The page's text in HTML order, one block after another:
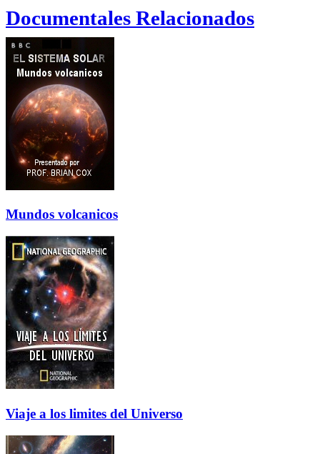
Documentales Relacionados
Mundos volcanicos
Viaje a los limites del Universo